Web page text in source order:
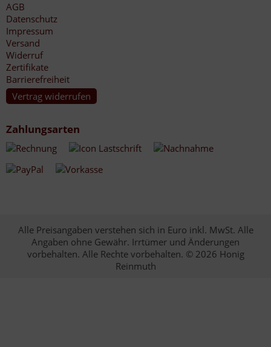
AGB
Datenschutz
Impressum
Versand
Widerruf
Zertifikate
Barrierefreiheit
Vertrag widerrufen
Zahlungsarten
Alle Preisangaben verstehen sich in Euro inkl. MwSt. Alle
Angaben ohne Gewähr. Irrtümer und Änderungen
vorbehalten. Alle Rechte vorbehalten. © 2026 Honig
Reinmuth